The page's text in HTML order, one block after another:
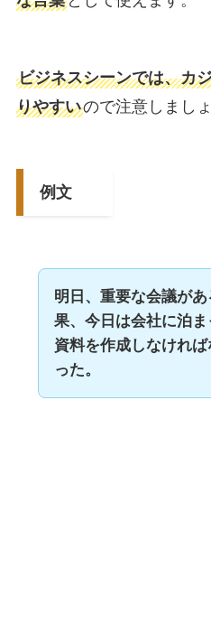
ビジネスシーンでは、カ
りやすいので注意しましょ
例文
明日、重要な会議が
果、今日は会社に泊
資料を作成しなけれ
った。